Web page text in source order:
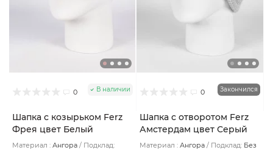
0 В наличии
Шапка с козырьком Ferz
Фрея цвет Белый
Материал : Ангора
Подклад:
0 Закончился
Шапка с отворотом Ferz
Амстердам цвет Серый
светлый
Материал : Ангора Подклад: Без